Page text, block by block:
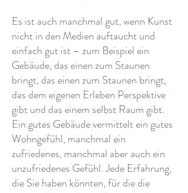
Es ist auch manchmal gut, wenn Kunst
nicht in den Medien auftaucht und
einfach gut ist – zum Beispiel ein
Gebäude, das einen zum Staunen
bringt, das einen zum Staunen bringt,
das dem eigenen Erleben Perspektive
gibt und das einem selbst Raum gibt.
Ein gutes Gebäude vermittelt ein gutes
Wohngefühl, manchmal ein
zufriedenes, manchmal aber auch ein
unzufriedenes Gefühl. Jede Erfahrung,
die Sie haben könnten, für die die